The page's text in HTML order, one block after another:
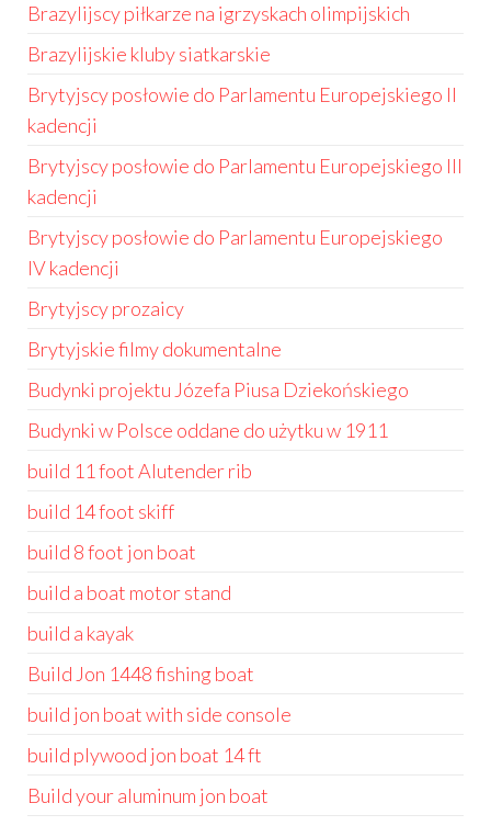
Brazylijscy piłkarze na igrzyskach olimpijskich
Brazylijskie kluby siatkarskie
Brytyjscy posłowie do Parlamentu Europejskiego II
kadencji
Brytyjscy posłowie do Parlamentu Europejskiego III
kadencji
Brytyjscy posłowie do Parlamentu Europejskiego
IV kadencji
Brytyjscy prozaicy
Brytyjskie filmy dokumentalne
Budynki projektu Józefa Piusa Dziekońskiego
Budynki w Polsce oddane do użytku w 1911
build 11 foot Alutender rib
build 14 foot skiff
build 8 foot jon boat
build a boat motor stand
build a kayak
Build Jon 1448 fishing boat
build jon boat with side console
build plywood jon boat 14 ft
Build your aluminum jon boat